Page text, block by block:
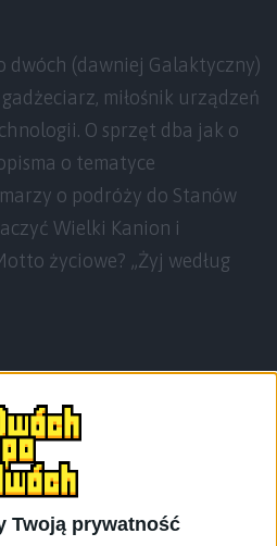
Twoją prywatność
dwóch (dawniej Galaktyczny)
miłośnik urządzeń
O sprzęt dba jak o
o tematyce
o podróży do Stanów
Wielki Kanion i
życiowe? „Żyj według